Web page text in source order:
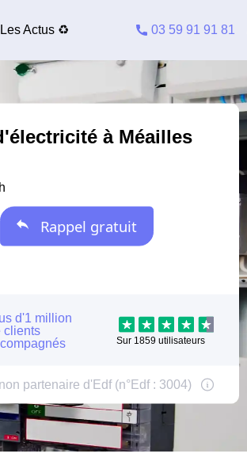
Les Actus ♻️ 03 59 91 91 81